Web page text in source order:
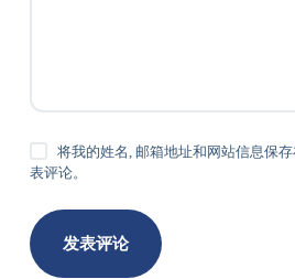
将我的姓名, 邮箱地址和网站信息保
表评论。
发表评论